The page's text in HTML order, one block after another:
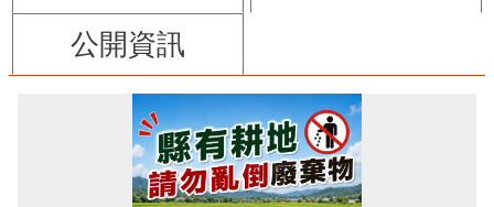
公開資訊